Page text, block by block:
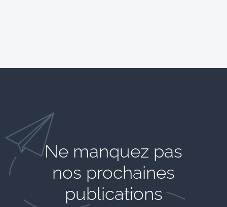
Ne manquez pas
nos prochaines
publications